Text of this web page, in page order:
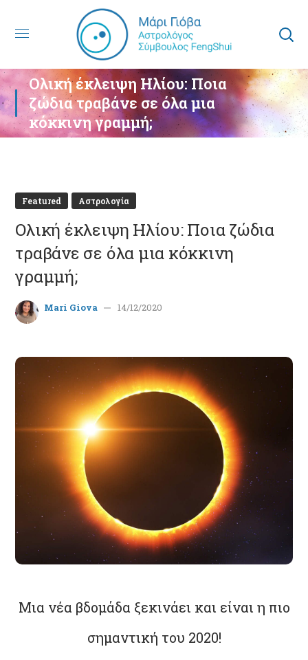
Ολική έκλειψη Ηλίου: Ποια
ζώδια τραβάνε σε όλα μια
κόκκινη γραμμή;
Featured Αστρολογία
Ολική έκλειψη Ηλίου: Ποια ζώδια
τραβάνε σε όλα μια κόκκινη
γραμμή;
Mari Giova 14/12/2020
Μια νέα βδομάδα ξεκινάει και είναι η πιο
σημαντική του 2020!